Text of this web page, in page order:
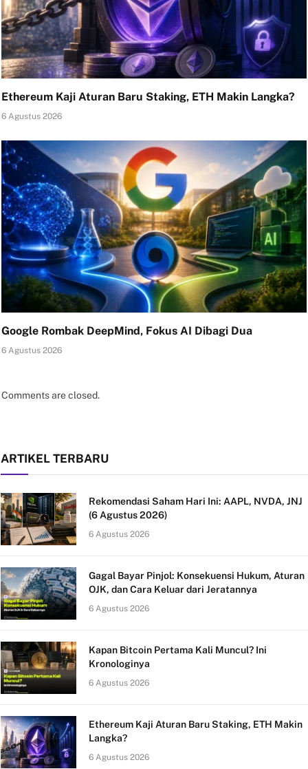
Ethereum Kaji Aturan Baru Staking, ETH Makin Langka?
6 Agustus 2026
Google Rombak DeepMind, Fokus AI Dibagi Dua
6 Agustus 2026
Comments are closed.
ARTIKEL TERBARU
Rekomendasi Saham Hari Ini: AAPL, NVDA, JNJ
(6 Agustus 2026)
6 Agustus 2026
Gagal Bayar Pinjol: Konsekuensi Hukum, Aturan
OJK, dan Cara Keluar dari Jeratannya
6 Agustus 2026
Kapan Bitcoin Pertama Kali Muncul? Ini
Kronologinya
6 Agustus 2026
Ethereum Kaji Aturan Baru Staking, ETH Makin
Langka?
6 Agustus 2026